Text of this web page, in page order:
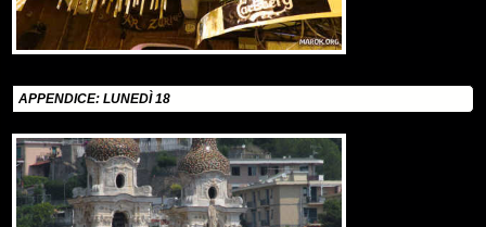
APPENDICE: LUNEDÌ 18